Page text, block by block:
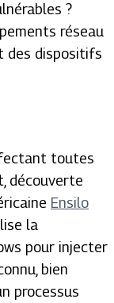
?
réseau
des dispositifs
toutes
découverte
Ensilo
la
pour injecter
bien
processus